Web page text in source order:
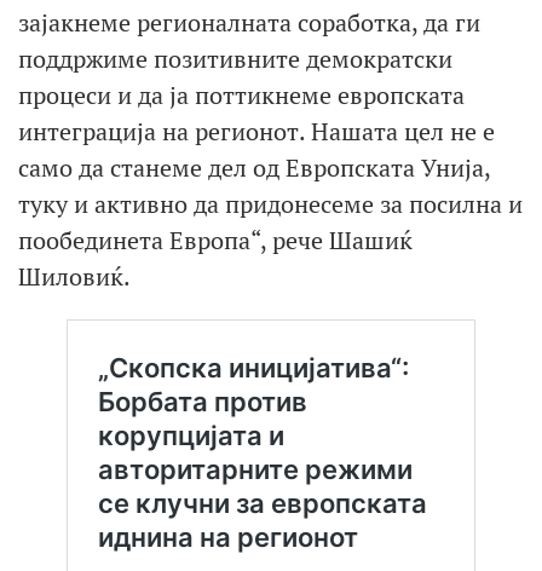
зајакнеме регионалната соработка, да ги
поддржиме позитивните демократски
процеси и да ја поттикнеме европската
интеграција на регионот. Нашата цел не е
само да станеме дел од Европската Унија,
туку и активно да придонесеме за посилна и
пообединета Европа“, рече Шашиќ
Шиловиќ.